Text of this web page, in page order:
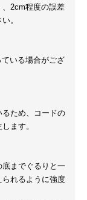
2cm程度の誤差
。
いる場合がござ
ため、コードの
ます。
までぐるりと一
れるように強度